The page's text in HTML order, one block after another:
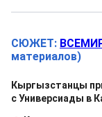
СЮЖЕТ:
материалов)
Кыргызстанцы
с Универсиады в